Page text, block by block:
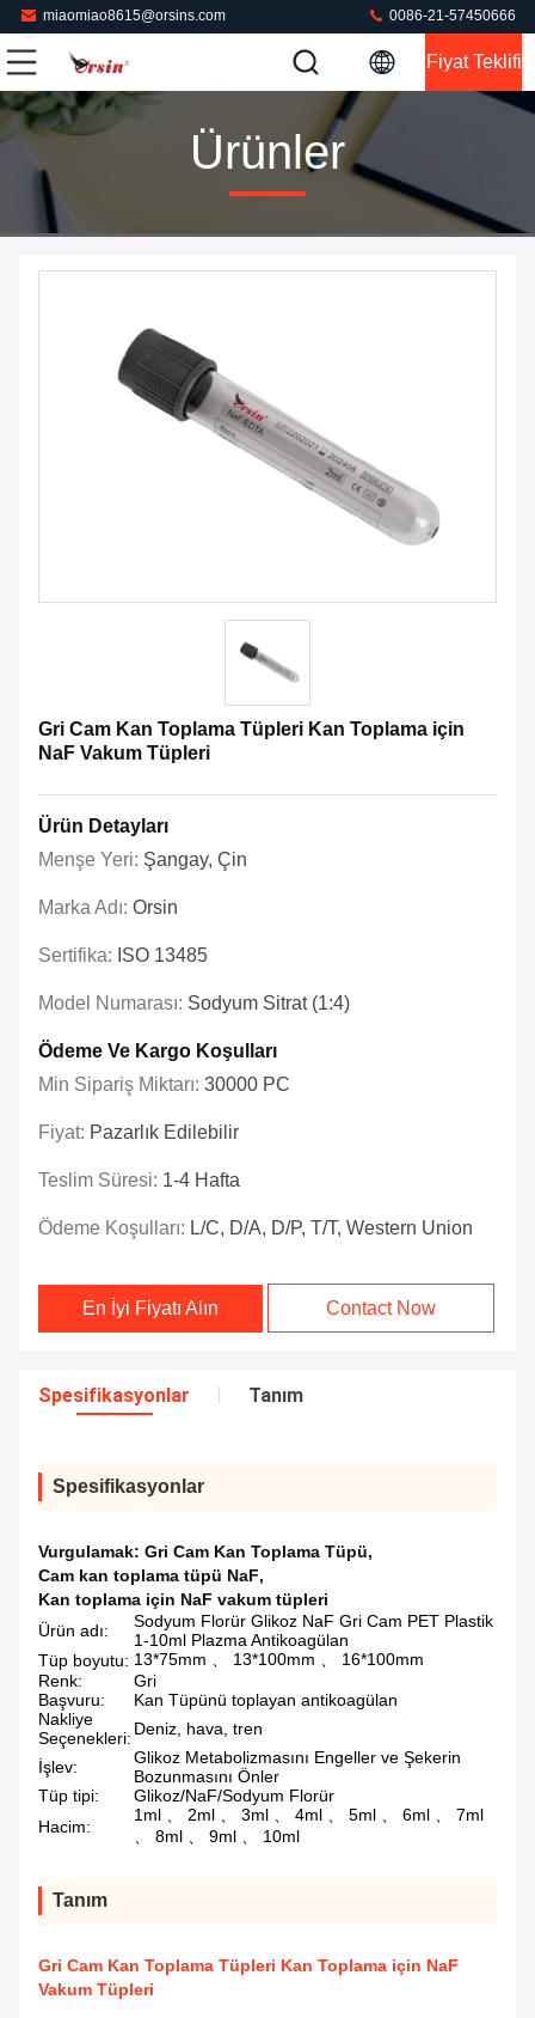
miaomiao8615@orsins.com 0086-21-57450666
Fiyat Teklifi
Ürünler
Gri Cam Kan Toplama Tüpleri Kan Toplama için
NaF Vakum Tüpleri
Ürün Detayları
Menşe Yeri: Şangay, Çin
Marka Adı: Orsin
Sertifika: ISO 13485
Model Numarası: Sodyum Sitrat (1:4)
Ödeme Ve Kargo Koşulları
Min Sipariş Miktarı: 30000 PC
Fiyat: Pazarlık Edilebilir
Teslim Süresi: 1-4 Hafta
Ödeme Koşulları: L/C, D/A, D/P, T/T, Western Union
En İyi Fiyatı Alın Contact Now
Spesifikasyonlar Tanım
Spesifikasyonlar
Vurgulamak: Gri Cam Kan Toplama Tüpü,
Cam kan toplama tüpü NaF,
Kan toplama için NaF vakum tüpleri
Ürün adı:
Sodyum Florür Glikoz NaF Gri Cam PET Plastik
1-10ml Plazma Antikoagülan
Tüp boyutu: 13*75mm 、 13*100mm 、 16*100mm
Renk:
Gri
Başvuru:
Kan Tüpünü toplayan antikoagülan
Nakliye
Seçenekleri: Deniz, hava, tren
İşlev:
Glikoz Metabolizmasını Engeller ve Şekerin
Bozunmasını Önler
Tüp tipi:
Glikoz/NaF/Sodyum Florür
Hacim:
1ml 、 2ml 、 3ml 、 4ml 、 5ml 、 6ml 、 7ml
、 8ml 、 9ml 、 10ml
Tanım
Gri Cam Kan Toplama Tüpleri Kan Toplama için NaF
Vakum Tüpleri